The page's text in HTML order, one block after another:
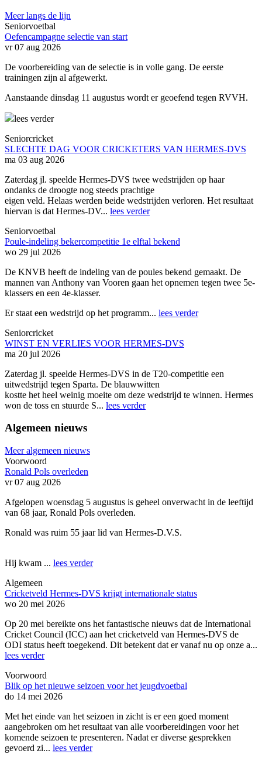
Meer langs de lijn
Seniorvoetbal
Oefencampagne selectie van start
vr 07 aug 2026
De voorbereiding van de selectie is in volle gang. De eerste
trainingen zijn al afgewerkt.
Aanstaande dinsdag 11 augustus wordt er geoefend tegen RVVH.
lees verder
Seniorcricket
SLECHTE DAG VOOR CRICKETERS VAN HERMES-DVS
ma 03 aug 2026
Zaterdag jl. speelde Hermes-DVS twee wedstrijden op haar
ondanks de droogte nog steeds prachtige
eigen veld. Helaas werden beide wedstrijden verloren. Het resultaat
hiervan is dat Hermes-DV... lees verder
Seniorvoetbal
Poule-indeling bekercompetitie 1e elftal bekend
wo 29 jul 2026
De KNVB heeft de indeling van de poules bekend gemaakt. De
mannen van Anthony van Vooren gaan het opnemen tegen twee 5e-
klassers en een 4e-klasser.
Er staat een wedstrijd op het programm... lees verder
Seniorcricket
WINST EN VERLIES VOOR HERMES-DVS
ma 20 jul 2026
Zaterdag jl. speelde Hermes-DVS in de T20-competitie een
uitwedstrijd tegen Sparta. De blauwwitten
kostte het heel weinig moeite om deze wedstrijd te winnen. Hermes
won de toss en stuurde S... lees verder
Algemeen nieuws
Meer algemeen nieuws
Voorwoord
Ronald Pols overleden
vr 07 aug 2026
Afgelopen woensdag 5 augustus is geheel onverwacht in de leeftijd
van 68 jaar, Ronald Pols overleden.
Ronald was ruim 55 jaar lid van Hermes-D.V.S.
Hij kwam ... lees verder
Algemeen
Cricketveld Hermes-DVS krijgt internationale status
wo 20 mei 2026
Op 20 mei bereikte ons het fantastische nieuws dat de International
Cricket Council (ICC) aan het cricketveld van Hermes-DVS de
ODI status heeft toegekend. Dit betekent dat er vanaf nu op onze a...
lees verder
Voorwoord
Blik op het nieuwe seizoen voor het jeugdvoetbal
do 14 mei 2026
Met het einde van het seizoen in zicht is er een goed moment
aangebroken om het resultaat van alle voorbereidingen voor het
komende seizoen te presenteren. Nadat er diverse gesprekken
gevoerd zi... lees verder